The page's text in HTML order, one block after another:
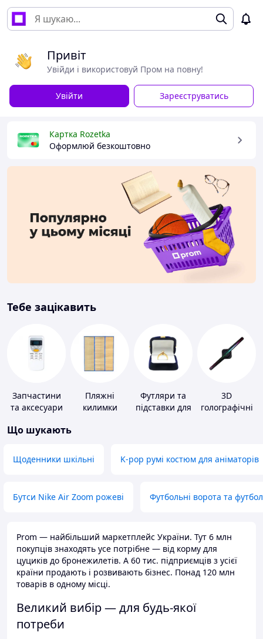
Привіт
Увійди і використовуй Пром на повну!
Увійти Зареєструватись
Картка Rozetka
Оформлюй безкоштовно
Тебе зацікавить
Запчастини
та аксесуари
кондиціонерів
Пляжні
килимки
Футляри та
підставки для
3D
голографічні
Що шукають
Щоденники шкільні K-pop румі костюм для аніматорів
Бутси Nike Air Zoom рожеві Футбольні ворота та
Prom — найбільший маркетплейс України. Тут 6 млн
покупців знаходять усе потрібне — від корму для
цуциків до бронежилетів. А 60 тис. підприємців з усієї
країни продають і розвивають бізнес. Понад 120 млн
товарів в одному місці.
Великий вибір — для будь-якої
потреби